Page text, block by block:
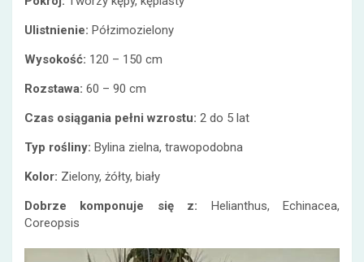
Ulistnienie: Półzimozielony
Wysokość: 120 – 150 cm
Rozstawa: 60 – 90 cm
Czas osiągania pełni wzrostu: 2 do 5 lat
Typ rośliny: Bylina zielna, trawopodobna
Kolor: Zielony, żółty, biały
Dobrze komponuje się z: Helianthus, Echinacea,
Coreopsis